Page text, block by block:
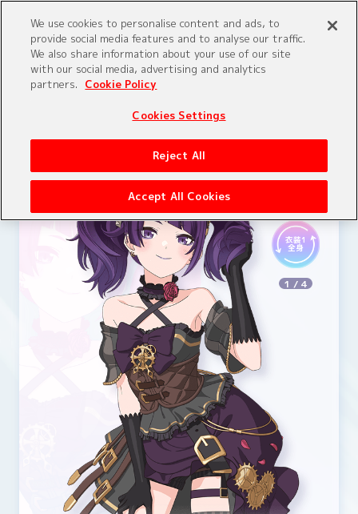
Menu
Introduction
Story Character
Staff&Cast On Air
Theater Movie
Blu-ray Special
Share
haracte
衣装1
全身
1 / 4
We use cookies to personalise content and ads, to
provide social media features and to analyse our traffic.
We also share information about your use of our site
with our social media, advertising and analytics
partners.
Cookie Policy
Cookies Settings
Reject All
Accept All Cookies